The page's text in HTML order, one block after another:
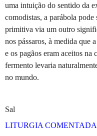
uma intuição do sentido da
comodistas, a parábola
primitiva via um outro
nos pássaros, à medida que
e os pagãos eram aceitos
fermento levaria
no mundo.
Sal
LITURGIA COMENTADA